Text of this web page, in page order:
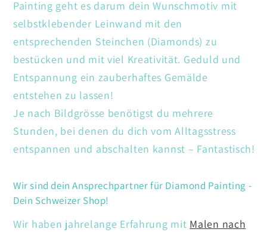
Painting geht es darum dein Wunschmotiv mit
selbstklebender Leinwand mit den
entsprechenden Steinchen (Diamonds) zu
bestücken und mit viel Kreativität. Geduld und
Entspannung ein zauberhaftes Gemälde
entstehen zu lassen!
Je nach Bildgrösse benötigst du mehrere
Stunden, bei denen du dich vom Alltagsstress
entspannen und abschalten kannst – Fantastisch!
Wir sind dein Ansprechpartner für Diamond Painting -
Dein Schweizer Shop!
Wir haben jahrelange Erfahrung mit Malen nach